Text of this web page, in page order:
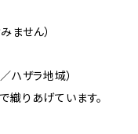
ません）
ハザラ地域）
織りあげています。